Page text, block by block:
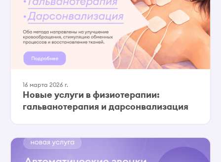
16 марта 2026 г.
Новые услуги в физиотерапии:
гальванотерапия и дарсонвализация